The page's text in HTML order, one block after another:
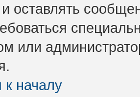
оставлять
или
к началу